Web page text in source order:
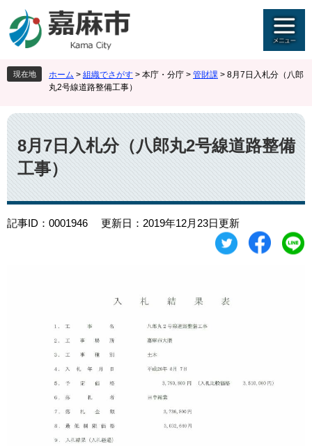
ジ
先
頭
。
ュ
を
飛
て
本
文
へ
現在地 ホーム > 組織でさがす > 本庁・分庁 > 管財課 > 8月7日入札分（八郎
丸2号線道路整備工事）
本
文
8月7日入札分（八郎丸2号線道路整備
工事）
記事ID：0001946 更新日：2019年12月23日更新